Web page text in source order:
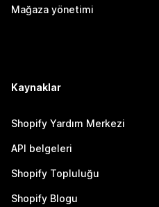
Mağaza yönetimi
Kaynaklar
Shopify Yardım Merkezi
API belgeleri
Shopify Topluluğu
Shopify Blogu